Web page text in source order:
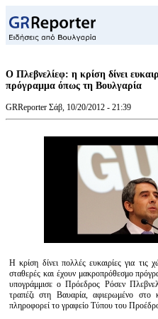
Ο Πλεβνελίεφ: η κρίση δίνει
πρόγραμμα όπως τη Βουλγαρία
GRReporter Σάβ, 10/20/2012 - 21:39
Η κρίση δίνει πολλές ευκαιρίες για τις
σταθερές και έχουν μακροπρόθεσμο
υπογράμμισε ο Πρόεδρος Ρόσεν
τραπέζι στη Βαυαρία, αφιερωμένο
πληροφορεί το γραφείο Τύπου του